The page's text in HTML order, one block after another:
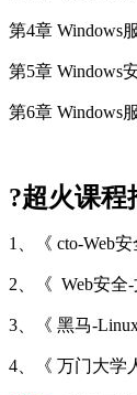
第4章 Windows
第5章 Windows
第6章 Windows
?超火课程
1、《 cto-Web
2、《 Web安全-
3、《 黑马-
4、《 万门大学